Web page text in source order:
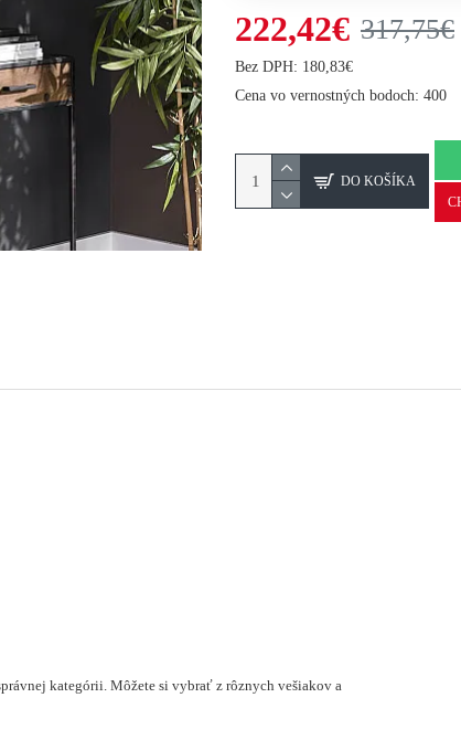
222,42€ 317,75€
Bez DPH: 180,83€
Cena vo vernostných bodoch: 400
DO KOŠÍKA
kategórii. Môžete si vybrať z rôznych vešiakov a